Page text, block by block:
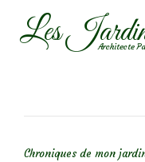
AllerLes Architecte
Chroniques de mon